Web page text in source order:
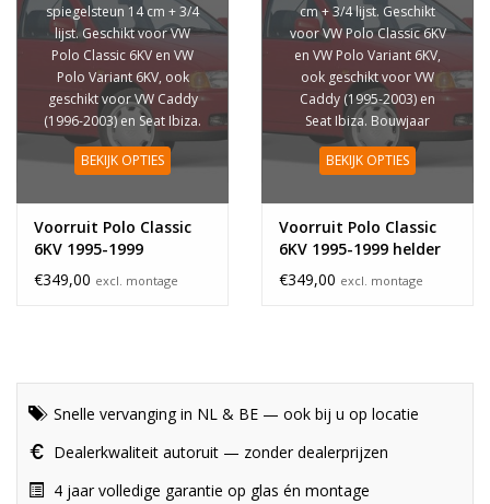
spiegelsteun 14 cm + 3/4
lijst. Geschikt voor VW
Polo Classic 6KV en VW
Polo Variant 6KV, ook
geschikt voor VW Caddy
(1996-2003) en Seat Ibiza.
Bouwjaar 1995-1999
BEKIJK OPTIES
Voorruit Polo Classic
6KV 1995-1999
zonneband
€349,00 excl. montage
cm + 3/4 lijst. Geschikt
voor VW Polo Classic 6KV
en VW Polo Variant 6KV,
ook geschikt voor VW
Caddy (1995-2003) en
Seat Ibiza. Bouwjaar
1995-1999
BEKIJK OPTIES
Voorruit Polo Classic
6KV 1995-1999 helder
€349,00 excl. montage
Snelle vervanging in NL & BE — ook bij u op locatie
Dealerkwaliteit autoruit — zonder dealerprijzen
4 jaar volledige garantie op glas én montage